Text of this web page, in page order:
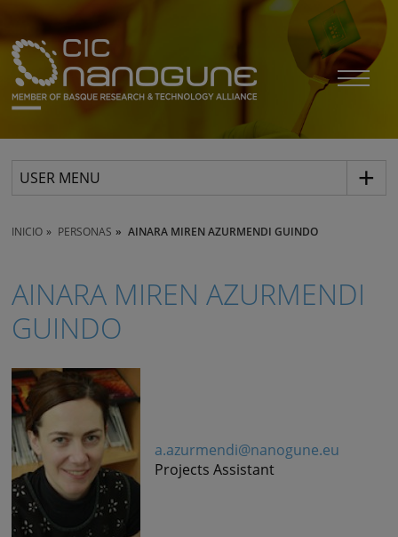
USER MENU
INICIO PERSONAS AINARA MIREN AZURMENDI GUINDO
AINARA MIREN AZURMENDI
GUINDO
a.azurmendi@nanogune.eu
Projects Assistant